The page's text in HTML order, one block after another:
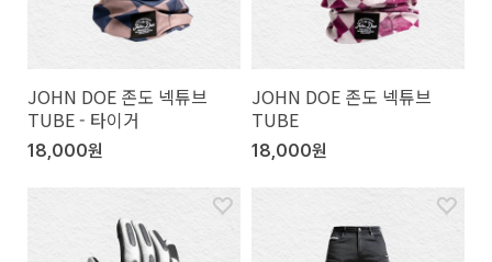
JOHN DOE 존도 넥튜브
TUBE - 타이거
18,000원
JOHN DOE 존도 넥튜브
TUBE
18,000원